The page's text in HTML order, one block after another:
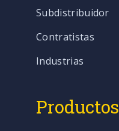
Subdistribuidor
Contratistas
Industrias
Productos